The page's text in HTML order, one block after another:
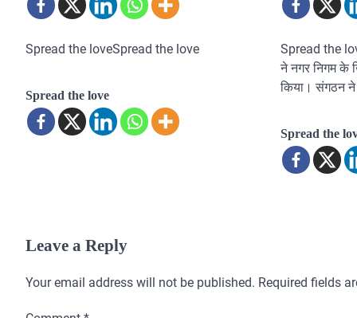
Spread the loveSpread the love
Spread the love
Spread the
ने नगर निगम के
किया। संगठन
Spread the
Leave a Reply
Your email address will not be published. Required fields